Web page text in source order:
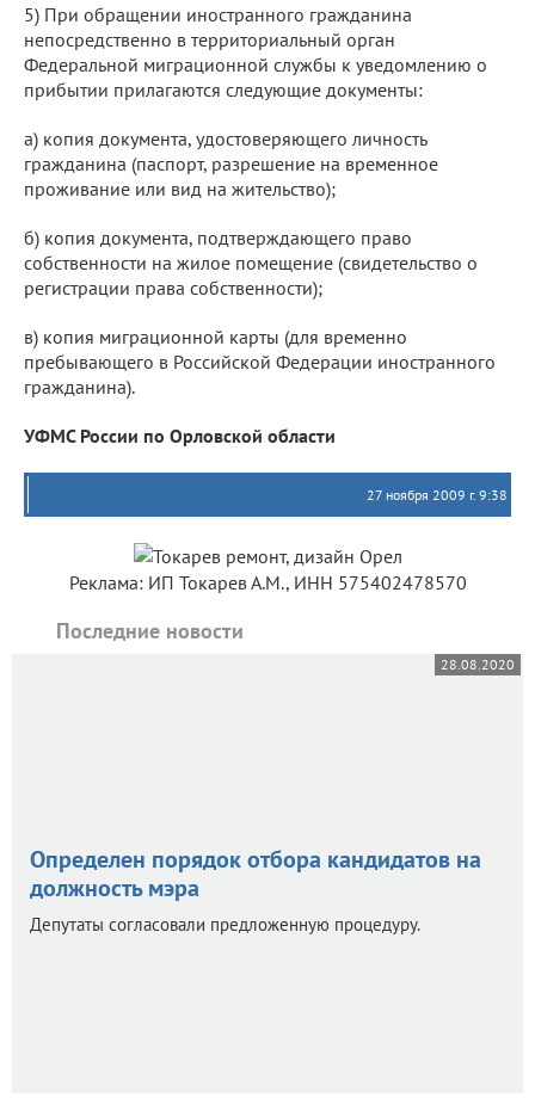
5) При обращении иностранного гражданина
непосредственно в территориальный орган
Федеральной миграционной службы к уведомлению о
прибытии прилагаются следующие документы:
а) копия документа, удостоверяющего личность
гражданина (паспорт, разрешение на временное
проживание или вид на жительство);
б) копия документа, подтверждающего право
собственности на жилое помещение (свидетельство о
регистрации права собственности);
в) копия миграционной карты (для временно
пребывающего в Российской Федерации иностранного
гражданина).
УФМС России по Орловской области
27 ноября 2009 г. 9:38
Реклама: ИП Токарев А.М., ИНН 575402478570
Последние новости
28.08.2020
Определен порядок отбора кандидатов на
должность мэра
Депутаты согласовали предложенную процедуру.